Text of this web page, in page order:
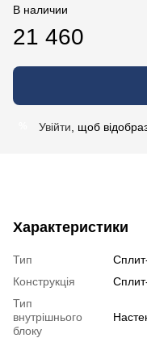
В наличии
21 460
Увійти , щоб
Характеристики
Тип
Конструкція
Тип
внутрішнього
блоку